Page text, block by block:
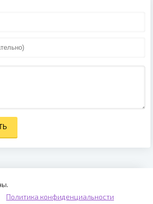
Политика конфиденциальности